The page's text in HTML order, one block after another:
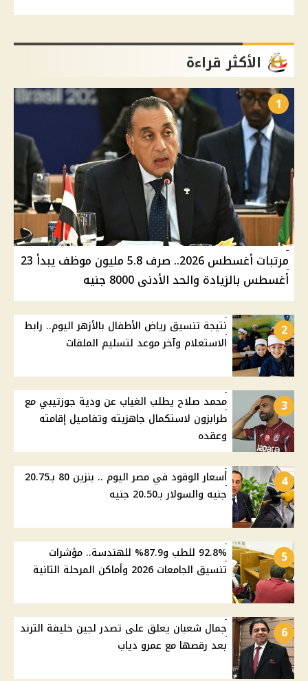
الأكثر قراءة
1
مرتبات أغسطس 2026.. صرف 5.8 مليون موظف يبدأ 23
أغسطس بالزيادة والحد الأدنى 8000 جنيه
2
نتيجة تنسيق رياض الأطفال بالأزهر اليوم.. رابط
الاستعلام وآخر موعد لتسليم الملفات
3
محمد صلاح يطلب الغياب عن ودية جوزتيبي مع
طرابزون لاستكمال جاهزيته وتفاصيل إقامته
وعقده
4
أسعار الوقود في مصر اليوم .. بنزين 80 بـ20.75
جنيه والسولار بـ20.50 جنيه
5
92.8% للطب و87.9% للهندسة.. مؤشرات
تنسيق الجامعات 2026 وأماكن المرحلة الثانية
6
جمال شعبان يعلق على تصدر لجين خليفة الترند
بعد رقصها مع عمرو دياب